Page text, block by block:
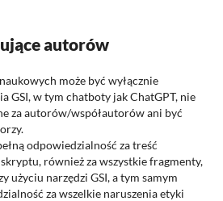
autorów
może być wyłącznie
GSI, w tym chatboty jak ChatGPT, nie
za autorów/współautorów ani być
odpowiedzialność za treść
również za wszystkie fragmenty,
użyciu narzędzi GSI, a tym samym
za wszelkie naruszenia etyki